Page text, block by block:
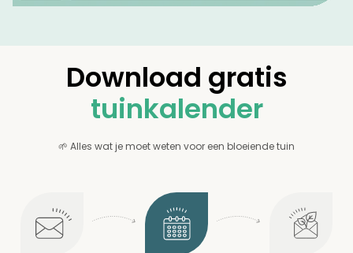
Download gratis
tuinkalender
🌱 Alles wat je moet weten voor een bloeiende tuin